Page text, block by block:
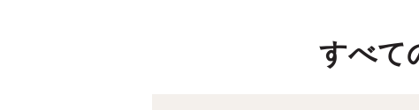
すべて